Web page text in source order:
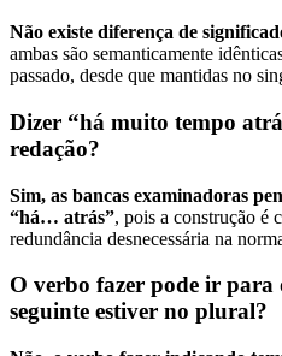
Não existe diferença de
ambas são semanticamente
passado, desde que mantidas no
Dizer “há muito tempo
redação?
Sim, as bancas examinadoras
“há… atrás”, pois a construção é
redundância desnecessária na
O verbo fazer pode ir
seguinte estiver no plural?